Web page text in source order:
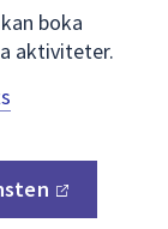
boka
aktiviteter.